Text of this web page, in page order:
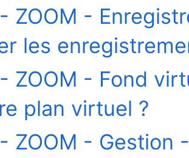
ZOOM -
les
- ZOOM - Fond
plan virtuel ?
ZOOM -